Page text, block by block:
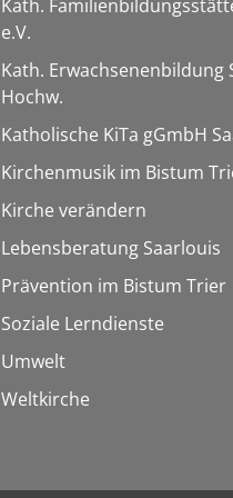
Kath.
e.V.
Kath. Erwachsenenbildung
Hochw.
Katholische KiTa gGmbH
Kirchenmusik im Bistum
Kirche verändern
Lebensberatung Saarlouis
Prävention im Bistum Trier
Soziale Lerndienste
Umwelt
Weltkirche